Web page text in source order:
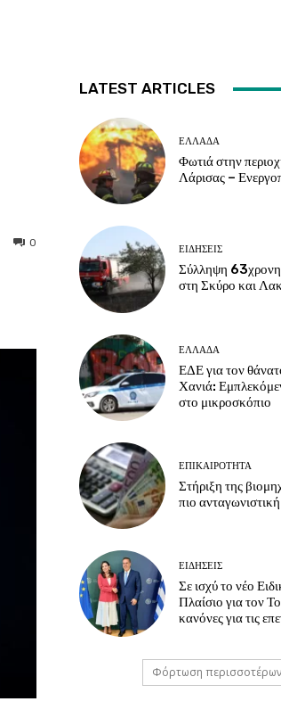
0
LATEST ARTICLES
ΕΛΛΑΔΑ
Φωτιά στην
Λάρισας –
ΕΙΔΗΣΕΙΣ
Σύλληψη
στη Σκύρο και
ΕΛΛΑΔΑ
ΕΔΕ για τον
Χανιά:
στο μικροσκόπιο
ΕΠΙΚΑΙΡΟΤΗΤΑ
Στήριξη της
πιο
ΕΙΔΗΣΕΙΣ
Σε ισχύ το νέο
Πλαίσιο για τον
κανόνες για τις
Φόρτωση περισσοτέρων